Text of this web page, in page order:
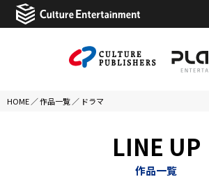
HOME ／作品一覧 ／ ドラマ
LINE UP
作品一覧